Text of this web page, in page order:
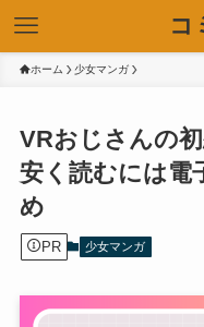
コ
ホーム 少女マンガ
VRおじさんの
安く読むには電
め
PR 少女マンガ